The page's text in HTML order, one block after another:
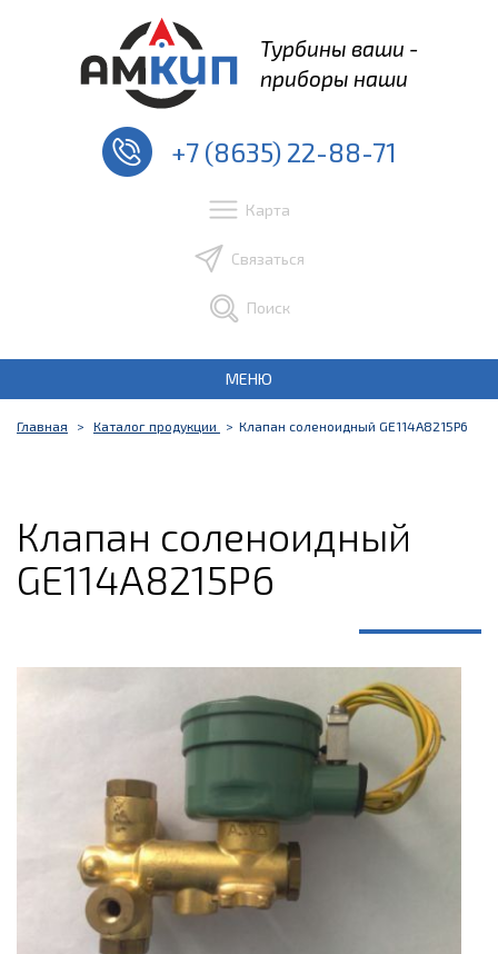
Турбины ваши -
приборы наши
+7 (8635) 22-88-71
Карта
Связаться
Поиск
МЕНЮ
Главная Каталог продукции Клапан соленоидный GE114A8215P6
Клапан соленоидный
GE114A8215P6